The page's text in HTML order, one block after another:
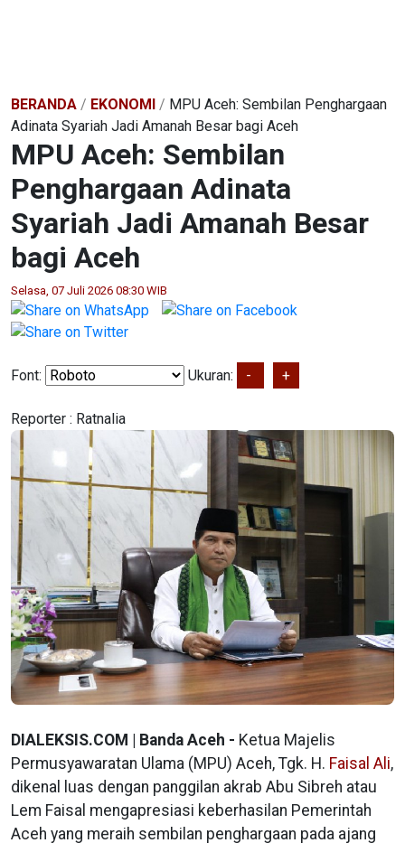
BERANDA / EKONOMI / MPU Aceh: Sembilan Penghargaan
Adinata Syariah Jadi Amanah Besar bagi Aceh
MPU Aceh: Sembilan
Penghargaan Adinata
Syariah Jadi Amanah Besar
bagi Aceh
Selasa, 07 Juli 2026 08:30 WIB
Font: Ukuran: - +
Reporter : Ratnalia
DIALEKSIS.COM | Banda Aceh - Ketua Majelis
Permusyawaratan Ulama (MPU) Aceh, Tgk. H. Faisal Ali,
dikenal luas dengan panggilan akrab Abu Sibreh atau
Lem Faisal mengapresiasi keberhasilan Pemerintah
Aceh yang meraih sembilan penghargaan pada ajang